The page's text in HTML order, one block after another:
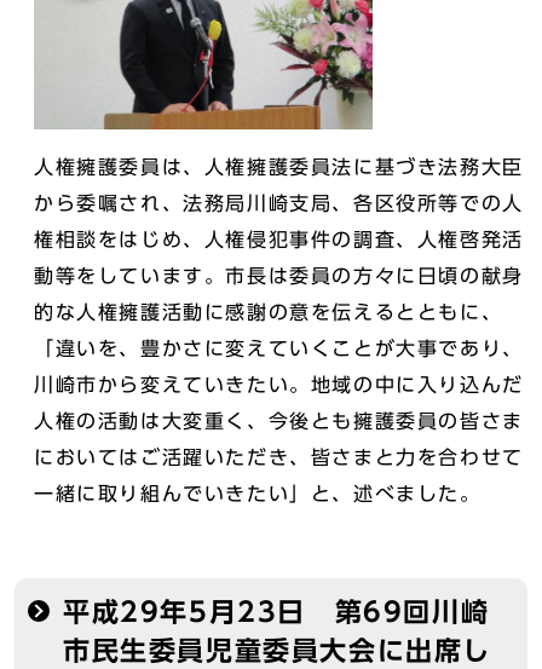
人権擁護委員は、人権擁護委員法に基づき法務大臣
から委嘱され、法務局川崎支局、各区役所等での人
権相談をはじめ、人権侵犯事件の調査、人権啓発活
動等をしています。市長は委員の方々に日頃の献身
的な人権擁護活動に感謝の意を伝えるとともに、
「違いを、豊かさに変えていくことが大事であり、
川崎市から変えていきたい。地域の中に入り込んだ
人権の活動は大変重く、今後とも擁護委員の皆さま
においてはご活躍いただき、皆さまと力を合わせて
一緒に取り組んでいきたい」と、述べました。
平成29年5月23日 第69回川崎
市民生委員児童委員大会に出席し